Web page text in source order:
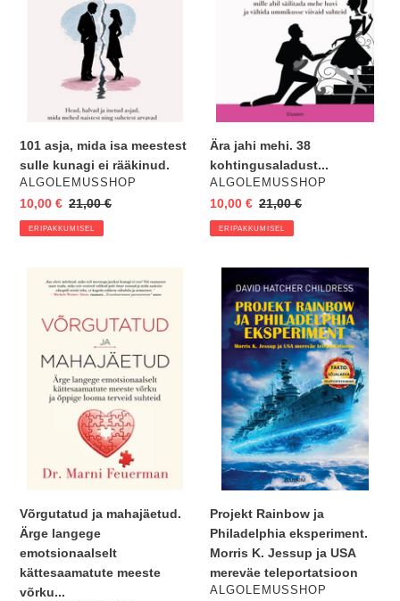
101 asja, mida isa meestest
sulle kunagi ei rääkinud.
VENDOR
ALGOLEMUSSHOP
Eripakkumine
10,00 € Regular
price
21,00 €
ERIPAKKUMISEL
Ära jahi mehi. 38
kohtingusaladust...
VENDOR
ALGOLEMUSSHOP
Eripakkumine
10,00 € Regular
price
21,00 €
ERIPAKKUMISEL
mahajäetud.
Ärge
langege
emotsionaalselt
kättesaamatute
Võrgutatud ja mahajäetud.
Ärge langege
emotsionaalselt
kättesaamatute meeste
võrku...
Rainbow
Philadelphia
eksperiment.
Morris
Jessup
USA
mereväe
teleportatsioon
Projekt Rainbow ja
Philadelphia eksperiment.
Morris K. Jessup ja USA
mereväe teleportatsioon
VENDOR
ALGOLEMUSSHOP